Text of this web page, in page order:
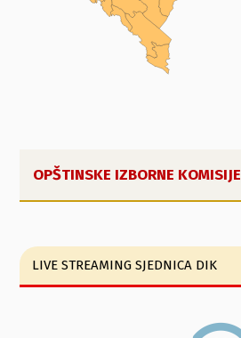
OPŠTINSKE IZBORNE KOMISIJE
LIVE STREAMING SJEDNICA DIK